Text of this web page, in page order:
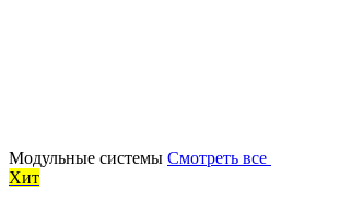
Модульные системы Смотреть все
Хит